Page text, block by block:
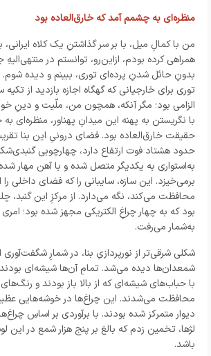
منظره‌ای به چشمم آمد که خارق‌العاده بود
من با کمالِ میل، با بر سر گذاشتنِ یک کلاه
همراهی کرده بودم، ازاین‌رو، توانستم در منتهی‌الیهِ
بدونِ حائل شدنِ پرده‌ای توری، ببینم و دیده شوم.
توری برای خارجیانی که گهگاه اجازه‌ بازدید از تکیه‌
الزامی بود؛ مگر آنکه، همچون من، ملّیت و دینِ
با نگریستن به پهنه‌ این میدانِ پهناور، منظره‌ای
حقیقت خارق‌العاده بود. فضای درونیِ این بنا
حدود هشتاد فوت ارتفاع دارد، چهارچوبی گنبدی‌شکل
به‌استواری به یکدیگر متصل شده و با آهن مهار
برمی‌خیزد. این سازه، سایبانی را که فضای داخلی را
محافظت می‌کند، نگه می‌دارد. از مرکزِ این گنبد،
بود که به چهار چراغِ الکتریکی مجهز شده بود؛
به‌شمار می‌رفت.
شکلی شرقی‌تر از نورپردازیِ بنا، در شمارِ شگفت‌آوری
شمعدان‌ها دیده می‌شد. تمامِ آن‌ها شیشه‌ای بودند و
با حباب‌های شیشه‌ای که از بالا باز بودند و
محافظت می‌شدند. این چراغ‌ها در خوشه‌هایی
دیوار متمرکز شده بودند. با برآوردی بر اساسِ
لژها، تخمین زدم که بالغ بر پنج هزار شمع در این
باشد.